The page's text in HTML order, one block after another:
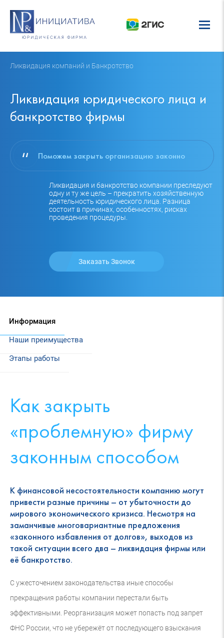
Ликвидация компаний и Банкротство
Ликвидация юридического лица и
банкротство фирмы
Поможем закрыть организацию законно
Ликвидация и банкротство компании преследуют
одну и ту же цель – прекратить хозяйственную
деятельность юридического лица. Разница
состоит в причинах, особенностях, рисках
проведения процедуры.
Заказать Звонок
Информация
Наши преимущества
Этапы работы
Как закрыть
«проблемную» фирму
законным способом
К финансовой несостоятельности компанию могут
привести разные причины – от убыточности до
мирового экономического кризиса. Несмотря на
заманчивые многовариантные предложения
«законного избавления от долгов», выходов из
такой ситуации всего два – ликвидация фирмы или
её банкротство.
С ужесточением законодательства иные способы
прекращения работы компании перестали быть
эффективными. Реорганизация может попасть под запрет
ФНС России, что не убережёт от последующего взыскания